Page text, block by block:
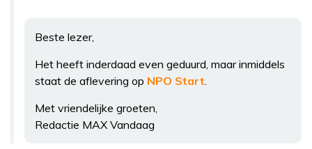
Beste lezer,
Het heeft inderdaad even geduurd, maar inmiddels
staat de aflevering op NPO Start
Met vriendelijke groeten,
Redactie MAX Vandaag